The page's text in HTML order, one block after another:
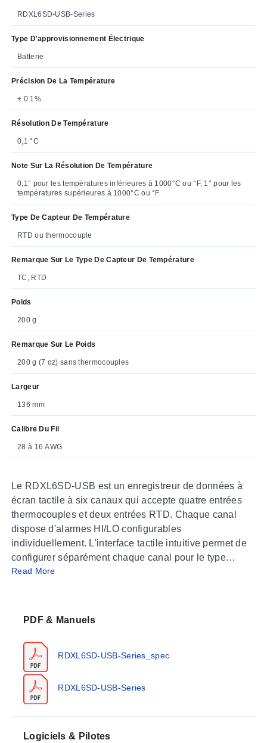
RDXL6SD-USB-Series
Type D'approvisionnement Électrique
Batterie
Précision De La Température
± 0.1%
Résolution De Température
0,1 °C
Note Sur La Résolution De Température
0,1° pour les températures inférieures à 1000°C ou °F, 1° pour les
températures supérieures à 1000°C ou °F
Type De Capteur De Température
RTD ou thermocouple
Remarque Sur Le Type De Capteur De Température
TC, RTD
Poids
200 g
Remarque Sur Le Poids
200 g (7 oz) sans thermocouples
Largeur
136 mm
Calibre Du Fil
28 à 16 AWG
Le RDXL6SD-USB est un enregistreur de données à
écran tactile à six canaux qui accepte quatre entrées
thermocouples et deux entrées RTD. Chaque canal
dispose d'alarmes HI/LO configurables
individuellement. L'interface tactile intuitive permet de
configurer séparément chaque canal pour le type
d'entrée, les calculs, les alarmes et les options
données peuvent être enregistrées à une fréquence
sur la carte SD de 4 Go fournie dans un format
compatible avec Excel.
Read More
PDF & Manuels
RDXL6SD-USB-Series_spec
RDXL6SD-USB-Series
Logiciels & Pilotes